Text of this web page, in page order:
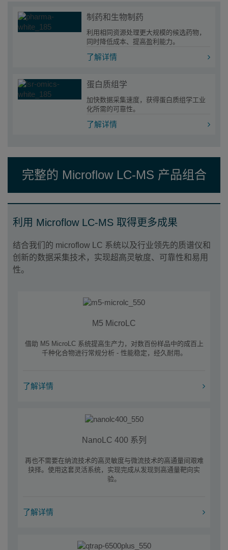
制药和生物制药
利用相同资源处理更大规模的候选药物，
同时降低成本、提高盈利能力。
了解详情
蛋白质组学
加快数据采集速度，获得蛋白质组学工业
化所需的可靠性。
了解详情
完整的 Microflow LC-MS 产品组合
利用 Microflow LC-MS 取得更多成果
结合我们的 microflow LC 系统以及行业领先的质谱仪和
创新的数据采集技术，实现超高灵敏度、可靠性和易用
性。
M5 MicroLC
借助 M5 MicroLC 系统提高生产力，对数百份样品中的成百上
千种化合物进行常规分析 - 性能稳定，经久耐用。
了解详情
NanoLC 400 系列
再也不需要在纳流技术的高灵敏度与微流技术的高通量间艰难
抉择。使用这套灵活系统，实现完成从发现到高通量靶向实
验。
了解详情